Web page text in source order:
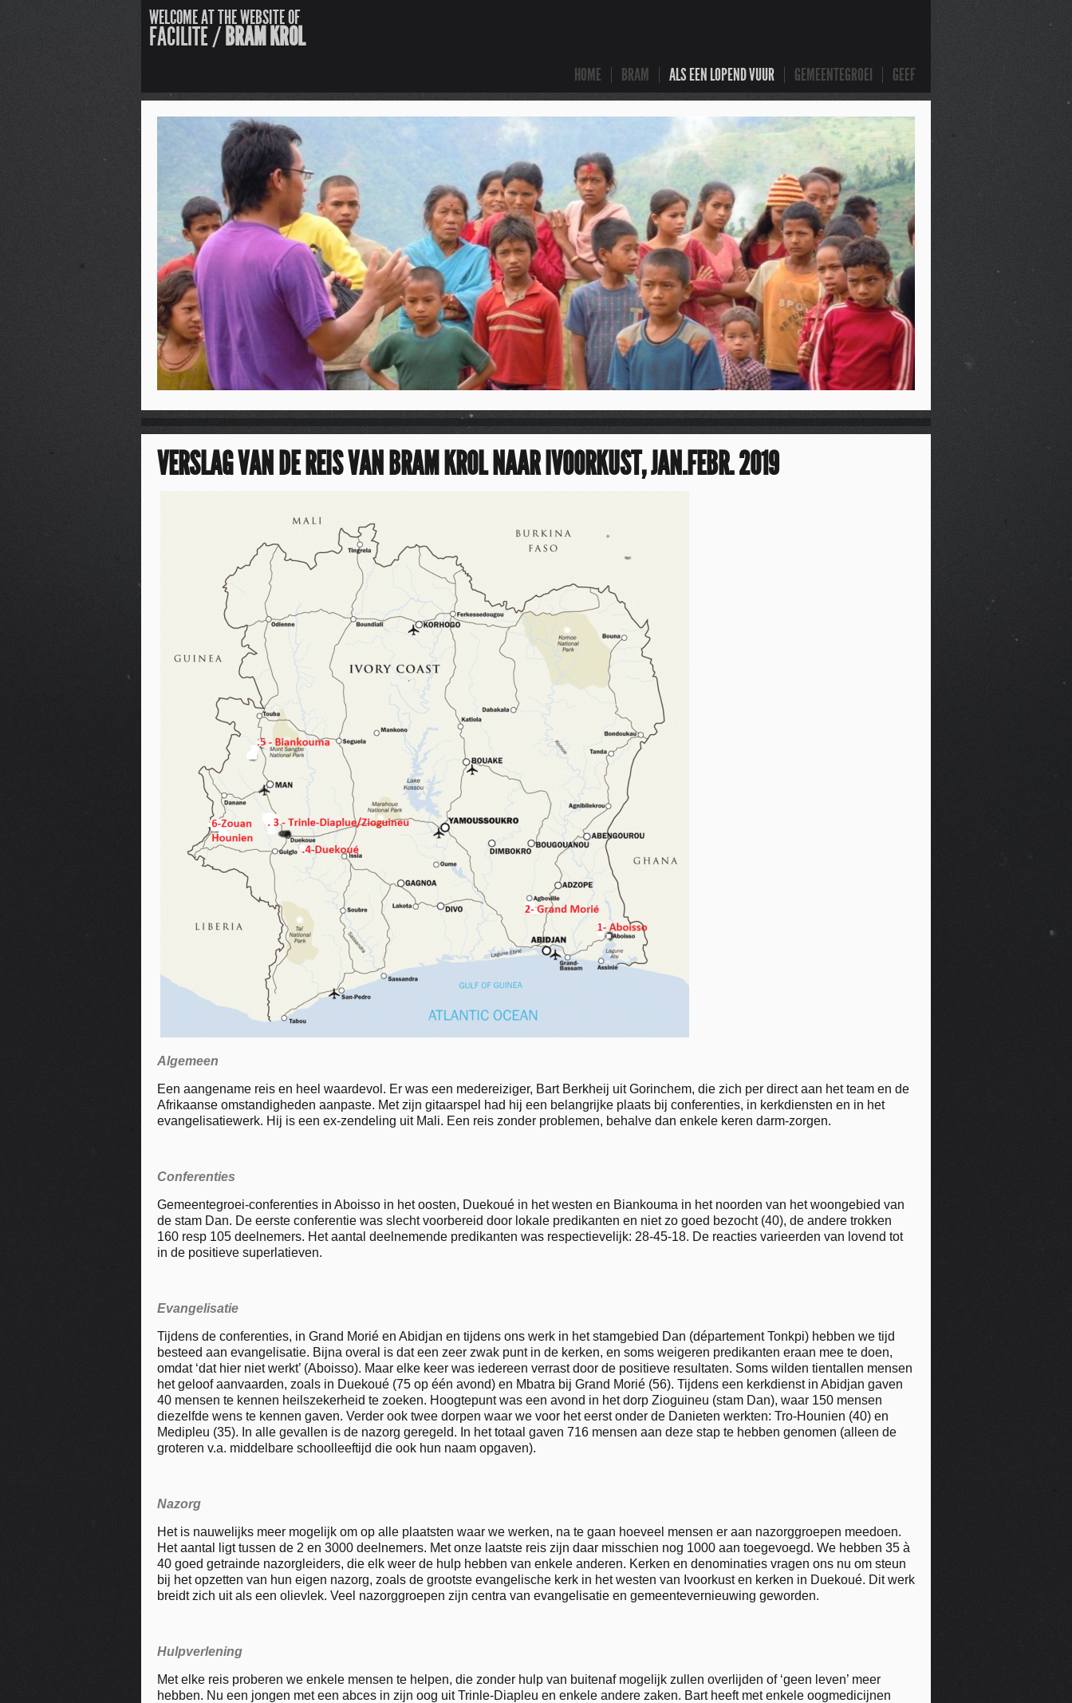
WELCOME AT THE WEBSITE OF
FACILITE / BRAM KROL
HOME BRAM ALS EEN LOPEND VUUR GEMEENTEGROEI GEEF
VERSLAG VAN DE REIS VAN BRAM KROL NAAR IVOORKUST, JAN.FEBR. 2019
Algemeen
Een aangename reis en heel waardevol. Er was een medereiziger, Bart Berkheij uit Gorinchem, die zich per direct aan het team en de
Afrikaanse omstandigheden aanpaste. Met zijn gitaarspel had hij een belangrijke plaats bij conferenties, in kerkdiensten en in het
evangelisatiewerk. Hij is een ex-zendeling uit Mali. Een reis zonder problemen, behalve dan enkele keren darm-zorgen.
Conferenties
Gemeentegroei-conferenties in Aboisso in het oosten, Duekoué in het westen en Biankouma in het noorden van het woongebied van
de stam Dan. De eerste conferentie was slecht voorbereid door lokale predikanten en niet zo goed bezocht (40), de andere trokken
160 resp 105 deelnemers. Het aantal deelnemende predikanten was respectievelijk: 28-45-18. De reacties varieerden van lovend tot
in de positieve superlatieven.
Evangelisatie
Tijdens de conferenties, in Grand Morié en Abidjan en tijdens ons werk in het stamgebied Dan (département Tonkpi) hebben we tijd
besteed aan evangelisatie. Bijna overal is dat een zeer zwak punt in de kerken, en soms weigeren predikanten eraan mee te doen,
omdat ‘dat hier niet werkt’ (Aboisso). Maar elke keer was iedereen verrast door de positieve resultaten. Soms wilden tientallen mensen
het geloof aanvaarden, zoals in Duekoué (75 op één avond) en Mbatra bij Grand Morié (56). Tijdens een kerkdienst in Abidjan gaven
40 mensen te kennen heilszekerheid te zoeken. Hoogtepunt was een avond in het dorp Zioguineu (stam Dan), waar 150 mensen
diezelfde wens te kennen gaven. Verder ook twee dorpen waar we voor het eerst onder de Danieten werkten: Tro-Hounien (40) en
Medipleu (35). In alle gevallen is de nazorg geregeld. In het totaal gaven 716 mensen aan deze stap te hebben genomen (alleen de
groteren v.a. middelbare schoolleeftijd die ook hun naam opgaven).
Nazorg
Het is nauwelijks meer mogelijk om op alle plaatsten waar we werken, na te gaan hoeveel mensen er aan nazorggroepen meedoen.
Het aantal ligt tussen de 2 en 3000 deelnemers. Met onze laatste reis zijn daar misschien nog 1000 aan toegevoegd. We hebben 35 à
40 goed getrainde nazorgleiders, die elk weer de hulp hebben van enkele anderen. Kerken en denominaties vragen ons nu om steun
bij het opzetten van hun eigen nazorg, zoals de grootste evangelische kerk in het westen van Ivoorkust en kerken in Duekoué. Dit werk
breidt zich uit als een olievlek. Veel nazorggroepen zijn centra van evangelisatie en gemeentevernieuwing geworden.
Hulpverlening
Met elke reis proberen we enkele mensen te helpen, die zonder hulp van buitenaf mogelijk zullen overlijden of ‘geen leven’ meer
hebben. Nu een jongen met een abces in zijn oog uit Trinle-Diapleu en enkele andere zaken. Bart heeft met enkele oogmedicijnen